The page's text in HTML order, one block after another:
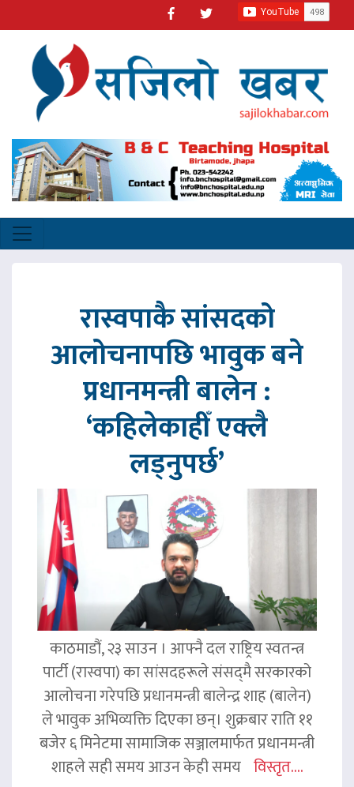
रास्वपाकै सांसदको
आलोचनापछि भावुक बने
प्रधानमन्त्री बालेन :
‘कहिलेकाहीँ एक्लै
लड्नुपर्छ’
काठमाडौं, २३ साउन । आफ्नै दल राष्ट्रिय स्वतन्त्र
पार्टी (रास्वपा) का सांसदहरूले संसद्‌मै सरकारको
आलोचना गरेपछि प्रधानमन्त्री बालेन्द्र शाह (बालेन)
ले भावुक अभिव्यक्ति दिएका छन्। शुक्रबार राति ११
बजेर ६ मिनेटमा सामाजिक सञ्जालमार्फत प्रधानमन्त्री
शाहले सही समय आउन केही समय विस्तृत....